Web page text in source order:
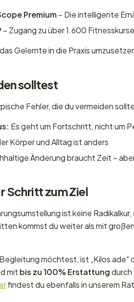
Premium– Die intelligente
– Zugang zu über 1.600
Gelernte in die Praxis
solltest
Fehler, die du vermeiden
Es geht um Fortschritt, nicht um
Körper und Alltag ist anders
Änderung braucht Zeit –
Schritt zum Ziel
ist keine
kommst du weiter als mit
möchtest, ist „Kilos ade"
mit bis zu 100% Erstattungdurch
findest du ebenfalls in unserem